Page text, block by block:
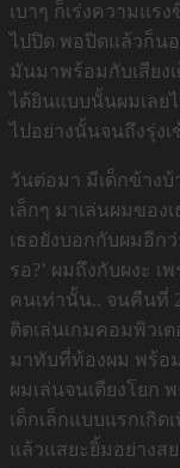
เบาๆ ก็เร่งความแร
ไปปิด พอปิดแล้วก็น
มันมาพร้อมกับเสียง
ได้ยินแบบนั้นผมเลย
ไปอย่างนั้นจนถึงรุ่งเ
วันต่อมา มีเด็กข้างบ้
เล็กๆ มาเล่นผมของ
เธอยังบอกกับผมอีกว่
รอ?’ ผมถึงกับผงะ
คนเท่านั้น.. จนคืนที่
ติดเล่นเกมคอมพิวเ
มาทับที่ท้องผม พร้อ
ผมเล่นจนเตียงโยก
เด็กเล็กแบบแรกเกิ
แล้วแสยะยิ้มอย่างส